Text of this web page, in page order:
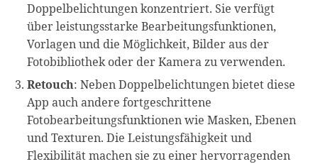
Doppelbelichtungen konzentriert. Sie verfügt
über leistungsstarke Bearbeitungsfunktionen,
Vorlagen und die Möglichkeit, Bilder aus der
Fotobibliothek oder der Kamera zu verwenden.
Retouch: Neben Doppelbelichtungen bietet diese
App auch andere fortgeschrittene
Fotobearbeitungsfunktionen wie Masken, Ebenen
und Texturen. Die Leistungsfähigkeit und
Flexibilität machen sie zu einer hervorragenden